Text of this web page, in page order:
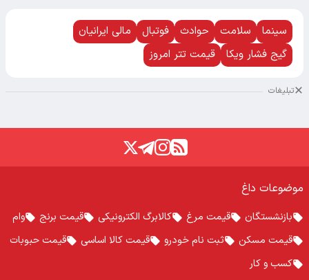
سینما سلامت حوادث فوتبال
مالی ایرانیان
گیج فشار ویکا
قیمت تتر امروز
تبلیغات
موضوعات داغ
بازنشستگان قیمت مرغ کالابرگ الکترونیکی قیمت برنج
وام
قیمت مسکن
ثبت نام خودرو قیمت کالا اساسی
قیمت حبوبات
کسب و کار